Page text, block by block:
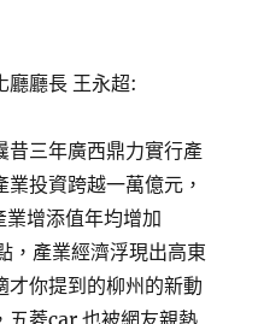
廳廳長 王永超:
昔三年廣西鼎力實行產
投資跨越一萬億元，
增添值年均增加
，產業經濟浮現出高東
才你提到的柳州的新動
五菱car 也被網友親熱